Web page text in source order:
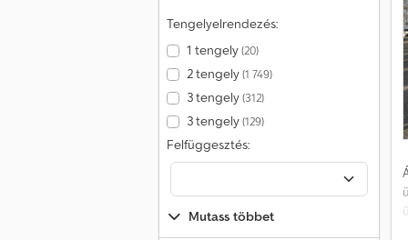
Tengelyelrendezés:
1 tengely(20)
2 tengely(1 749)
3 tengely(312)
3 tengely(129)
Felfüggesztés:
Mutass többet